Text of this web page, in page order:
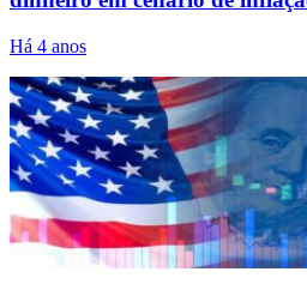
Há 4 anos